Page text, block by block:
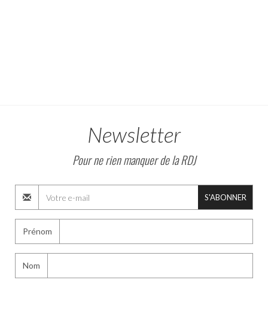
Newsletter
Pour ne rien manquer de la RDJ
S'ABONNER
Prénom
Nom